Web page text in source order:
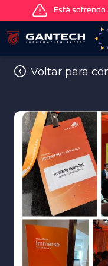
Está
Voltar para